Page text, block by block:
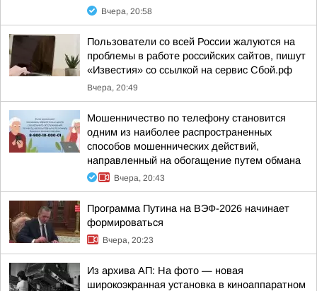
Вчера, 20:58
Пользователи со всей России жалуются на
проблемы в работе российских сайтов, пишут
«Известия» со ссылкой на сервис Сбой.рф
Вчера, 20:49
Мошенничество по телефону становится
одним из наиболее распространенных
способов мошеннических действий,
направленный на обогащение путем обмана
Вчера, 20:43
Программа Путина на ВЭФ-2026 начинает
формироваться
Вчера, 20:23
Из архива АП: На фото — новая
широкоэкранная установка в киноаппаратном